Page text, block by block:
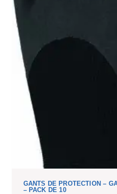
GANTS DE PROTECTION –
– PACK DE 10